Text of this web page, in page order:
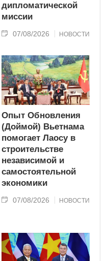
дипломатической
миссии
07/08/2026 НОВОСТИ
Опыт Обновления
(Доймой) Вьетнама
помогает Лаосу в
строительстве
независимой и
самостоятельной
экономики
07/08/2026 НОВОСТИ